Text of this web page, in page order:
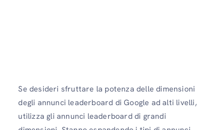
Se desideri sfruttare la potenza delle dimensioni
degli annunci leaderboard di Google ad alti livelli,
utilizza gli annunci leaderboard di grandi